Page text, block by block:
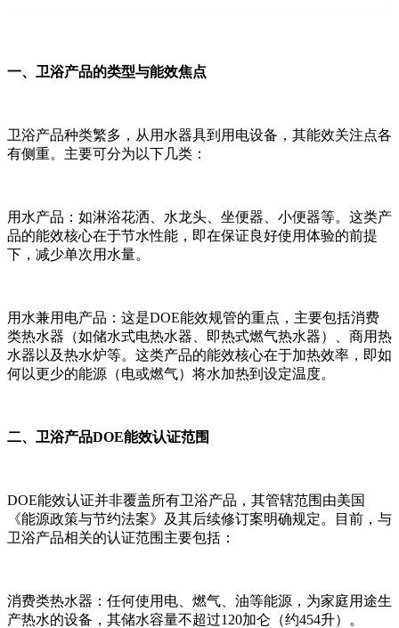
一、卫浴产品的类型与能效焦点
卫浴产品种类繁多，从用水器具到用电设备，其能效关注点各
有侧重。主要可分为以下几类：
用水产品：如淋浴花洒、水龙头、坐便器、小便器等。这类产
品的能效核心在于节水性能，即在保证良好使用体验的前提
下，减少单次用水量。
用水兼用电产品：这是DOE能效规管的重点，主要包括消费
类热水器（如储水式电热水器、即热式燃气热水器）、商用热
水器以及热水炉等。这类产品的能效核心在于加热效率，即如
何以更少的能源（电或燃气）将水加热到设定温度。
二、卫浴产品DOE能效认证范围
DOE能效认证并非覆盖所有卫浴产品，其管辖范围由美国
《能源政策与节约法案》及其后续修订案明确规定。目前，与
卫浴产品相关的认证范围主要包括：
消费类热水器：任何使用电、燃气、油等能源，为家庭用途生
产热水的设备，其储水容量不超过120加仑（约454升）。